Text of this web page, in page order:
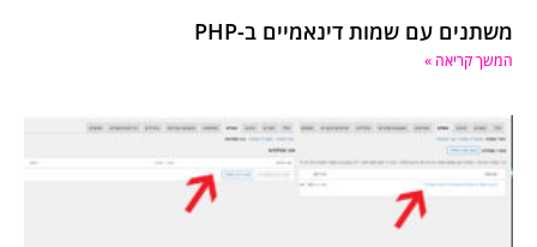
משתנים עם שמות דינאמיים ב-PHP
המשך קריאה »